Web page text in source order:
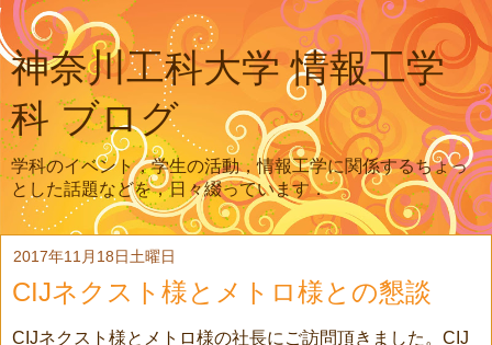
神奈川工科大学 情報工学
科 ブログ
学科のイベント，学生の活動，情報工学に関係するちょっ
とした話題などを，日々綴っています．
2017年11月18日土曜日
CIJネクスト様とメトロ様との懇談
CIJネクスト様とメトロ様の社長にご訪問頂きました。CIJ